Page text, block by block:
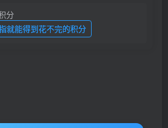
分
就能得到花不完的积分